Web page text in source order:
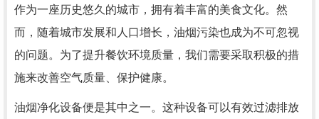
作为一座历史悠久的城市，拥有着丰富的美食文化。然
而，随着城市发展和人口增长，油烟污染也成为不可忽视
的问题。为了提升餐饮环境质量，我们需要采取积极的措
施来改善空气质量、保护健康。
油烟净化设备便是其中之一。这种设备可以有效过滤排放